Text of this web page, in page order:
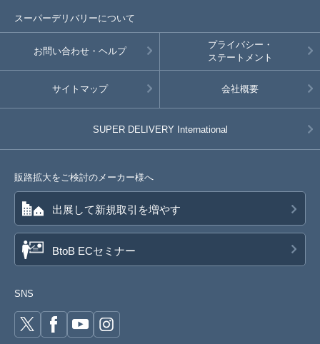
スーパーデリバリーについて
お問い合わせ・ヘルプ
プライバシー・
ステートメント
サイトマップ 会社概要
SUPER DELIVERY International
販路拡大をご検討のメーカー様へ
出展して新規取引を増やす
BtoB ECセミナー
SNS